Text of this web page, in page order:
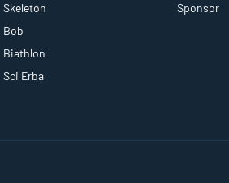
Skeleton
Bob
Biathlon
Sci Erba
Sponsor